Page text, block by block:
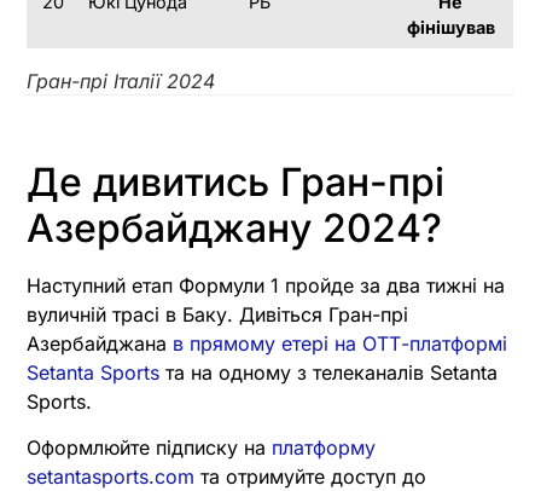
фінішував
Гран-прі Італії 2024
Де дивитись Гран-прі
Азербайджану 2024?
Наступний етап Формули 1 пройде за два тижні на
вуличній трасі в Баку. Дивіться Гран-прі
Азербайджана в прямому етері на ОТТ-платформі
Setanta Sports та на одному з телеканалів Setanta
Sports.
Оформлюйте підписку на платформу
setantasports.com та отримуйте доступ до